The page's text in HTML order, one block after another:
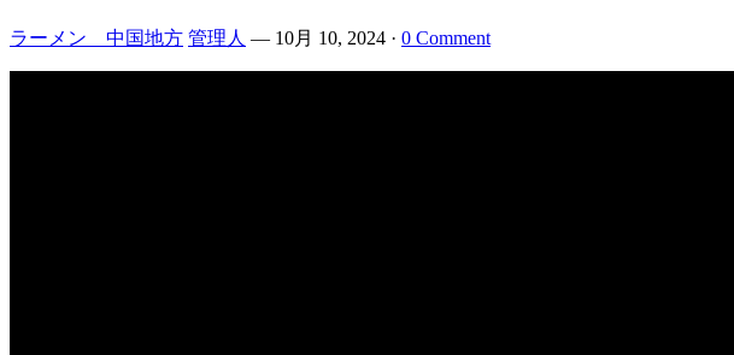
ラーメン 中国地方 管理人 — 10月 10, 2024 · 0 Comment